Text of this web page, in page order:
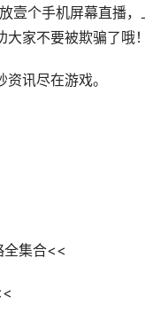
壹个手机屏幕直播
家不要被欺骗了哦！
讯尽在游戏。
全集合<<